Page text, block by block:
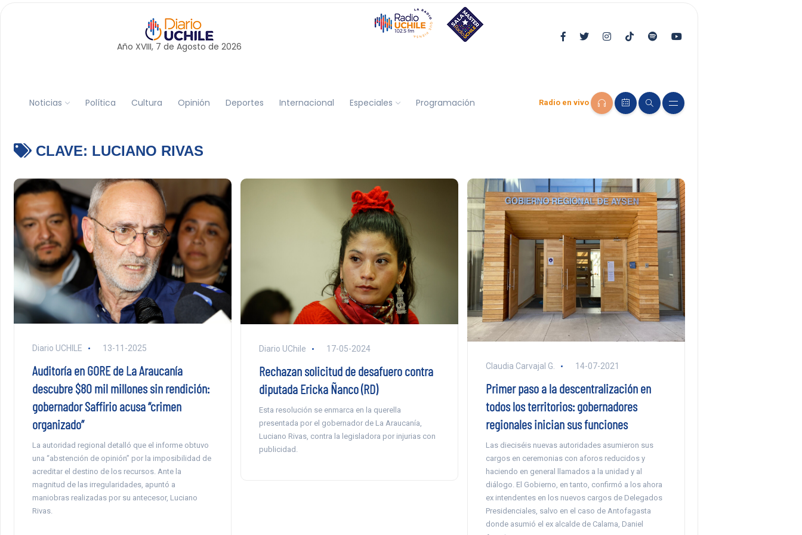
Año XVIII, 7 de Agosto de 2026
Noticias Política Cultura Opinión Deportes Internacional Especiales Programación Radio en vivo
CLAVE: LUCIANO RIVAS
Diario UCHILE 13-11-2025
Auditoría en GORE de La Araucanía
descubre $80 mil millones sin rendición:
gobernador Saffirio acusa “crimen
organizado”
La autoridad regional detalló que el informe obtuvo
una “abstención de opinión” por la imposibilidad de
acreditar el destino de los recursos. Ante la
magnitud de las irregularidades, apuntó a
maniobras realizadas por su antecesor, Luciano
Rivas.
Diario UChile 17-05-2024
Rechazan solicitud de desafuero contra
diputada Ericka Ñanco (RD)
Esta resolución se enmarca en la querella
presentada por el gobernador de La Araucanía,
Luciano Rivas, contra la legisladora por injurias con
publicidad.
Claudia Carvajal G. 14-07-2021
Primer paso a la descentralización en
todos los territorios: gobernadores
regionales inician sus funciones
Las dieciséis nuevas autoridades asumieron sus
cargos en ceremonias con aforos reducidos y
haciendo en general llamados a la unidad y al
diálogo. El Gobierno, en tanto, confirmó a los ahora
ex intendentes en los nuevos cargos de Delegados
Presidenciales, salvo en el caso de Antofagasta
donde asumió el ex alcalde de Calama, Daniel